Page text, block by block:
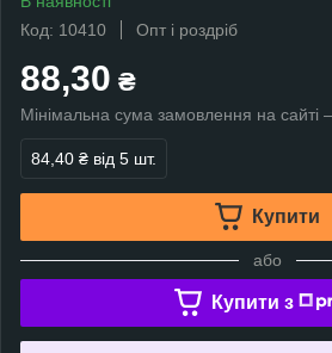
Код: 10410
Опт і роздріб
88,30 ₴
Мінімальна сума замовлення на сайті
84,40 ₴ від 5 шт.
Купити
або
Купити з